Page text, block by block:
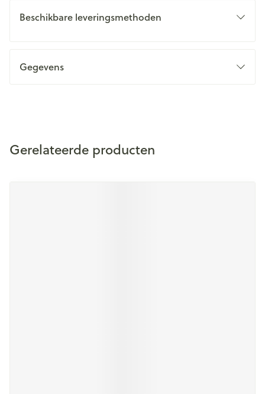
Beschikbare leveringsmethoden
Gegevens
Gerelateerde producten